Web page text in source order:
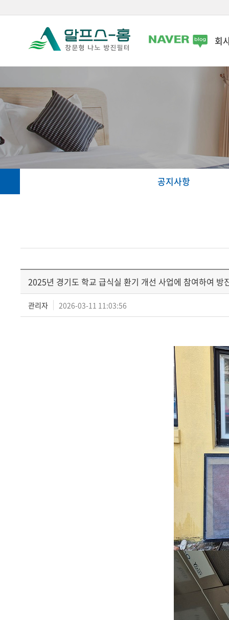
회
공지사항
2025년 경기도 학교 급식실 환기 개선 사업에 참여하여 방
관리자 2026-03-11 11:03:56